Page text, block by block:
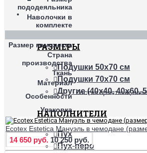
ПОДУШКИ
РАЗМЕРЫ
Подушки 50х70 см
Подушки 70х70 см
Другие (40х40, 40х60,
НАПОЛНИТЕЛИ
Пух
Пух-перо
пододеяльника
Наволочки в
комплекте
Размер комплекта
Страна
производства
Ткань
Материал
Особенности Состав простыни,
Упаковка
Ecotex Estetica Мануэль в чемодане
14 650 руб. 10 250 руб.